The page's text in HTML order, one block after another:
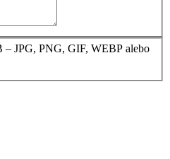
JPG, PNG, GIF, WEBP alebo